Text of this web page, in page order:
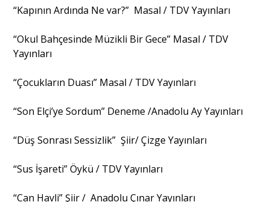
“Kapının Ardında Ne var?” Masal / TDV Yayınları
“Okul Bahçesinde Müzikli Bir Gece” Masal / TDV
Yayınları
“Çocukların Duası” Masal / TDV Yayınları
“Son Elçi’ye Sordum” Deneme /Anadolu Ay Yayınları
“Düş Sonrası Sessizlik” Şiir/ Çizge Yayınları
“Sus İşareti” Öykü / TDV Yayınları
“Can Havli” Şiir / Anadolu Çınar Yayınları